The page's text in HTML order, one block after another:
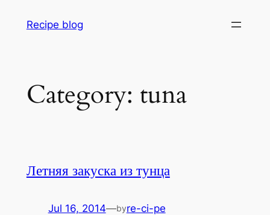
Recipe blog
Category: tuna
Летняя закуска из тунца
Jul 16, 2014—byre-ci-pe